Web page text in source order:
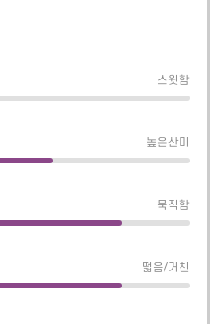
스윗함
높은산미
묵직함
떫음/거친